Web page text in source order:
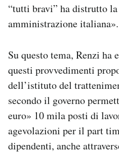
“tutti bravi” ha distrutto
amministrazione italiana».
Su questo tema, Renzi
questi provvedimenti
dell’istituto del
secondo il governo
euro» 10 mila posti di
agevolazioni per il part
dipendenti, anche